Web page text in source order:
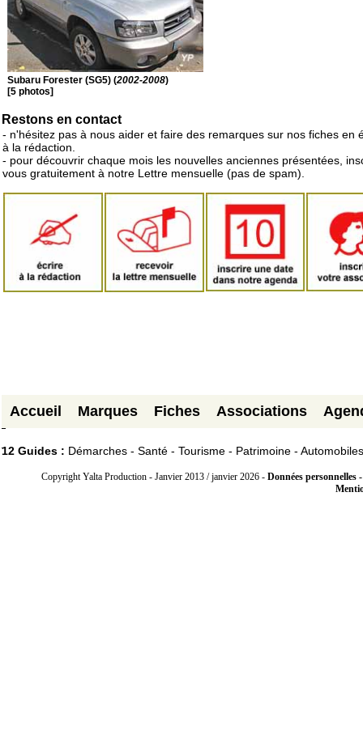
Subaru Forester (SG5) (2002-2008)
[5 photos]
Restons en contact
- n'hésitez pas à nous aider et faire des remarques sur nos fiches en
à la rédaction.
- pour découvrir chaque mois les nouvelles anciennes présentées,
vous gratuitement à notre Lettre mensuelle (pas de spam).
Accueil Marques Fiches Associations
12 Guides : Démarches - Santé - Tourisme - Patrimoine - Automobiles
Copyright Yalta Production - Janvier 2013 / janvier 2026 - Données personnelles